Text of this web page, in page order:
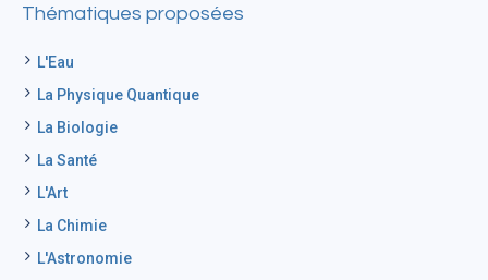
Thématiques proposées
L'Eau
La Physique Quantique
La Biologie
La Santé
L'Art
La Chimie
L'Astronomie